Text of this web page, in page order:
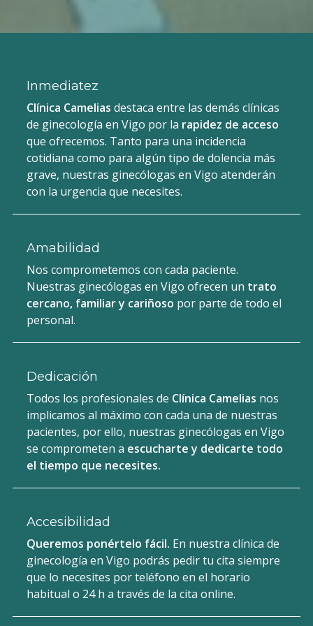
DOLOR EN LA INGLE EN
EMBARAZO DE 8 MESES, ¿POR
QUÉ?
En Clínica Camelias sabemos que el
Inmediatez
Clínica Camelias destaca entre las demás clínicas
de ginecología en Vigo por la rapidez de acceso
que ofrecemos. Tanto para una incidencia
cotidiana como para algún tipo de dolencia más
grave, nuestras ginecólogas en Vigo atenderán
con la urgencia que necesites.
Amabilidad
Nos comprometemos con cada paciente.
Nuestras ginecólogas en Vigo ofrecen un trato
cercano, familiar y cariñoso por parte de todo el
personal.
Dedicación
Todos los profesionales de Clínica Camelias nos
implicamos al máximo con cada una de nuestras
pacientes, por ello, nuestras ginecólogas en Vigo
se comprometen a escucharte y dedicarte todo
el tiempo que necesites.
Accesibilidad
Queremos ponértelo fácil. En nuestra clínica de
ginecología en Vigo podrás pedir tu cita siempre
que lo necesites por teléfono en el horario
habitual o 24 h a través de la cita online.